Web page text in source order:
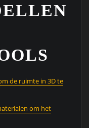
de ruimte in 3D te
om het